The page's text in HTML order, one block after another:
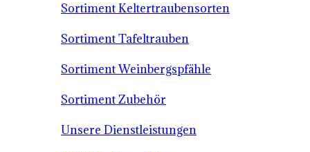
Sortiment Keltertraubensorten
Sortiment Tafeltrauben
Sortiment Weinbergspfähle
Sortiment Zubehör
Unsere Dienstleistungen